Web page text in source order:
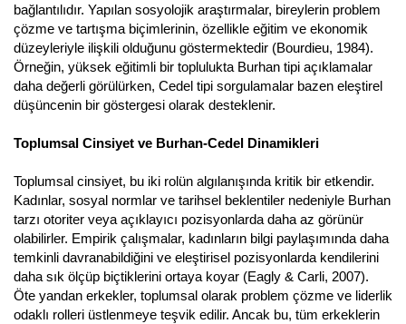
bağlantılıdır. Yapılan sosyolojik araştırmalar, bireylerin problem
çözme ve tartışma biçimlerinin, özellikle eğitim ve ekonomik
düzeyleriyle ilişkili olduğunu göstermektedir (Bourdieu, 1984).
Örneğin, yüksek eğitimli bir toplulukta Burhan tipi açıklamalar
daha değerli görülürken, Cedel tipi sorgulamalar bazen eleştirel
düşüncenin bir göstergesi olarak desteklenir.
Toplumsal Cinsiyet ve Burhan-Cedel Dinamikleri
Toplumsal cinsiyet, bu iki rolün algılanışında kritik bir etkendir.
Kadınlar, sosyal normlar ve tarihsel beklentiler nedeniyle Burhan
tarzı otoriter veya açıklayıcı pozisyonlarda daha az görünür
olabilirler. Empirik çalışmalar, kadınların bilgi paylaşımında daha
temkinli davranabildiğini ve eleştirisel pozisyonlarda kendilerini
daha sık ölçüp biçtiklerini ortaya koyar (Eagly & Carli, 2007).
Öte yandan erkekler, toplumsal olarak problem çözme ve liderlik
odaklı rolleri üstlenmeye teşvik edilir. Ancak bu, tüm erkeklerin